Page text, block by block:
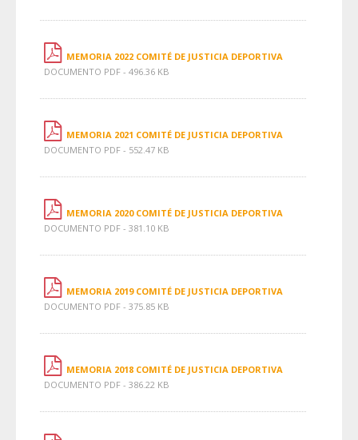
MEMORIA 2022 COMITÉ DE JUSTICIA DEPORTIVA
DOCUMENTO PDF - 496.36 KB
MEMORIA 2021 COMITÉ DE JUSTICIA DEPORTIVA
DOCUMENTO PDF - 552.47 KB
MEMORIA 2020 COMITÉ DE JUSTICIA DEPORTIVA
DOCUMENTO PDF - 381.10 KB
MEMORIA 2019 COMITÉ DE JUSTICIA DEPORTIVA
DOCUMENTO PDF - 375.85 KB
MEMORIA 2018 COMITÉ DE JUSTICIA DEPORTIVA
DOCUMENTO PDF - 386.22 KB